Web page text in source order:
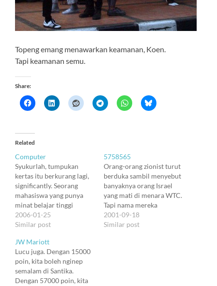
Topeng emang menawarkan keamanan, Koen.
Tapi keamanan semu.
Share:
Related
Computer
Syukurlah, tumpukan
kertas itu berkurang lagi,
significantly. Seorang
mahasiswa yang punya
minat belajar tinggi
berbaik hati mengambil
dan memelihara koleksi
kemaren sore. Yang
tersisa di aku tinggal edisi
Januari 2006 yang baru
aku terima kemaren juga.
Sayangnya, dengan alasan
2006-01-25
Similar post
5758565
Orang-orang zionist turut
berduka sambil menyebut
banyaknya orang Israel
yang mati di menara WTC.
Tapi nama mereka
kemudian tidak muncul di
daftar korban. Mereka
2001-09-18
Similar post
JW Mariott
Lucu juga. Dengan 15000
poin, kita boleh nginep
semalam di Santika.
Dengan 57000 poin, kita